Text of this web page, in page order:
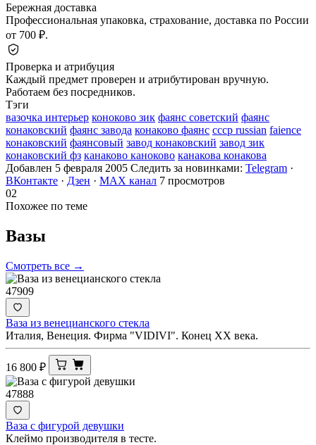
Бережная доставка
Профессиональная упаковка, страхование, доставка по России
от 700 ₽.
Проверка и атрибуция
Каждый предмет проверен и атрибутирован вручную.
Работаем без посредников.
Тэги
вазочка интерьер коноково зик фаянс советский фаянс
конаковский фаянс завода конаково фаянс ссср russian faience
конаковский фаянсовый завод конаковский завод зик
конаковский фз канаково каноково канакова конакова
Добавлен 5 февраля 2005 Следить за новинками: Telegram ·
ВКонтакте · Дзен · MAX канал 7 просмотров
02
Похожее по теме
Вазы
Смотреть все →
47909
Ваза из венецианского стекла
Италия, Венеция. Фирма "VIDIVI". Конец ХХ века.
16 800 ₽
47888
Ваза с фигурой девушки
Клеймо производителя в тесте.